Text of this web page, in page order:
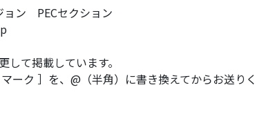
ョン PECセクション
て掲載しています。
ク ］を、@（半角）に書き換えてからお送りく